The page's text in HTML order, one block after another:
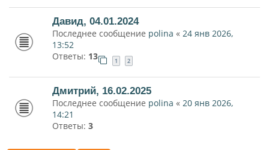
Давид, 04.01.2024
Последнее сообщение polina « 24 янв 2026,
13:52
Ответы: 13 1 2
Дмитрий, 16.02.2025
Последнее сообщение polina « 20 янв 2026,
14:21
Ответы: 3